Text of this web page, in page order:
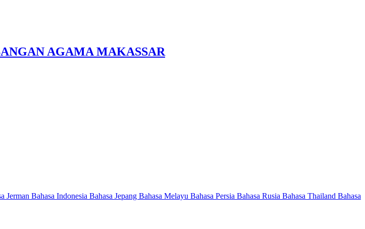
AGAMA MAKASSAR
Jerman Bahasa Indonesia Bahasa Jepang Bahasa Melayu Bahasa Persia Bahasa Rusia Bahasa Thailand Bahasa